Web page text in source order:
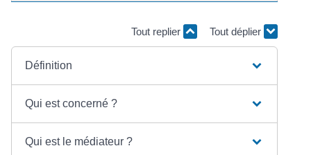
Tout replier Tout déplier
Définition
Qui est concerné ?
Qui est le médiateur ?